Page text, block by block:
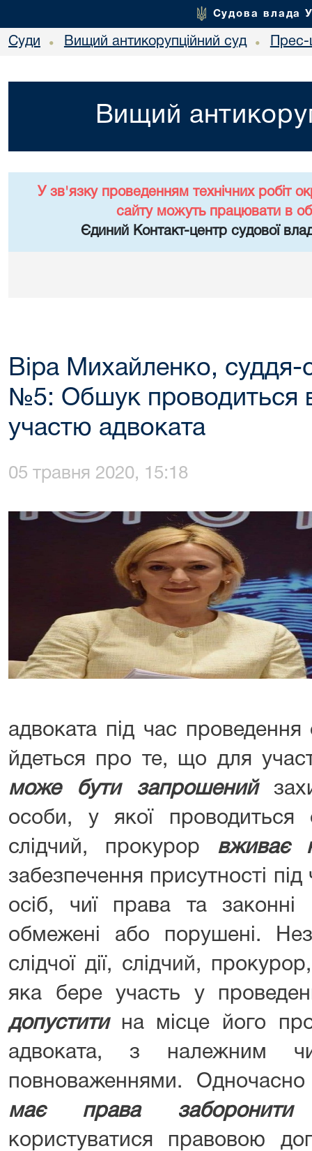
Судова влада
Суди • Вищий антикорупційний суд •
Вищий
У зв'язку проведенням технічних робіт
сайту можуть працювати в
Єдиний Контакт-центр судової
Віра Михайленко,
№5: Обшук проводиться
участю адвоката
05 травня 2020, 15:18
адвоката під час
йдеться про те, що для
може бути запрошений
особи, у якої
слідчий, прокурор вживає
забезпечення присутності
осіб, чиї права та законні
обмежені або порушені.
слідчої дії, слідчий,
яка бере участь у
допуститина місце його
адвоката, з належним
повноваженнями.
має права заборонити
користуватися правовою